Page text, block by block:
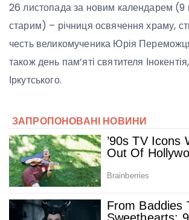
26 листопада за новим календарем (9
старим) – річниця освячення храму,
честь великомученика Юрія
також день пам’яті святителя
Іркутського.